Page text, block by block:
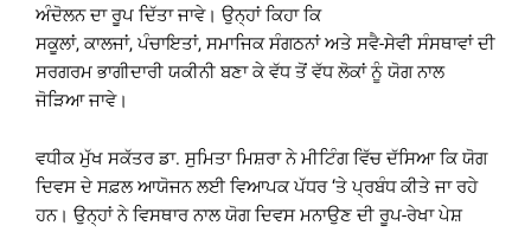
ਅੰਦੋਲਨ ਦਾ ਰੂਪ ਦਿੱਤਾ ਜਾਵੇ। ਉਨ੍ਹਾਂ ਕਿਹਾ ਕਿ
ਸਕੂਲਾਂ, ਕਾਲਜਾਂ, ਪੰਚਾਇਤਾਂ, ਸਮਾਜਿਕ ਸੰਗਠਨਾਂ ਅਤੇ ਸਵੈ-ਸੇਵੀ ਸੰਸਥਾਵਾਂ ਦੀ
ਸਰਗਰਮ ਭਾਗੀਦਾਰੀ ਯਕੀਨੀ ਬਣਾ ਕੇ ਵੱਧ ਤੋਂ ਵੱਧ ਲੋਕਾਂ ਨੂੰ ਯੋਗ ਨਾਲ
ਜੋੜਿਆ ਜਾਵੇ।
ਵਧੀਕ ਮੁੱਖ ਸਕੱਤਰ ਡਾ. ਸੁਮਿਤਾ ਮਿਸ਼ਰਾ ਨੇ ਮੀਟਿੰਗ ਵਿੱਚ ਦੱਸਿਆ ਕਿ ਯੋਗ
ਦਿਵਸ ਦੇ ਸਫ਼ਲ ਆਯੋਜਨ ਲਈ ਵਿਆਪਕ ਪੱਧਰ ‘ਤੇ ਪ੍ਰਬੰਧ ਕੀਤੇ ਜਾ ਰਹੇ
ਹਨ। ਉਨ੍ਹਾਂ ਨੇ ਵਿਸਥਾਰ ਨਾਲ ਯੋਗ ਦਿਵਸ ਮਨਾਉਣ ਦੀ ਰੂਪ-ਰੇਖਾ ਪੇਸ਼